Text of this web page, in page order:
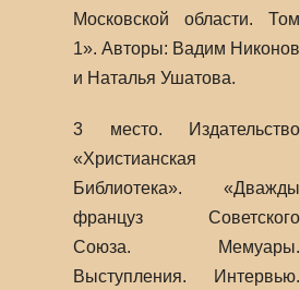
Московской области. Том
1». Авторы: Вадим Никонов
и Наталья Ушатова.
3 место. Издательство
«Христианская
Библиотека». «Дважды
француз Советского
Союза. Мемуары.
Выступления. Интервью.